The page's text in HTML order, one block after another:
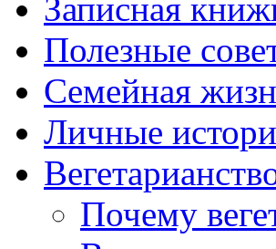
Записная
Полезные
Семейная
Личные
Почему